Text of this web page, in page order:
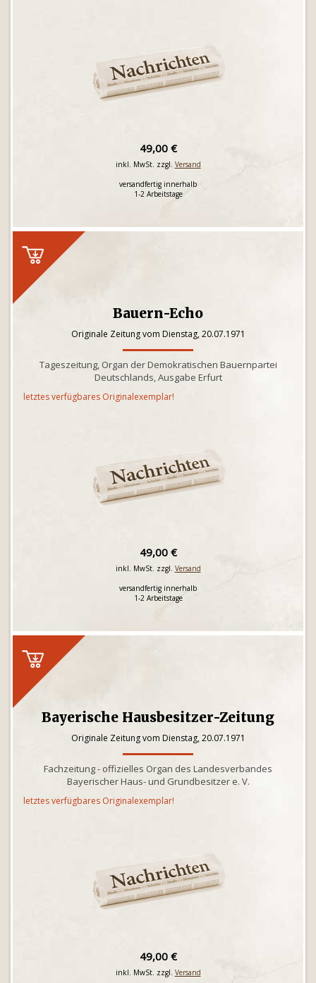
49,00 €
inkl. MwSt. zzgl. Versand
versandfertig innerhalb
1-2 Arbeitstage
Bauern-Echo
Originale Zeitung vom Dienstag, 20.07.1971
Tageszeitung, Organ der Demokratischen Bauernpartei
Deutschlands, Ausgabe Erfurt
letztes verfügbares Originalexemplar!
49,00 €
inkl. MwSt. zzgl. Versand
versandfertig innerhalb
1-2 Arbeitstage
Bayerische Hausbesitzer-Zeitung
Originale Zeitung vom Dienstag, 20.07.1971
Fachzeitung - offizielles Organ des Landesverbandes
Bayerischer Haus- und Grundbesitzer e. V.
letztes verfügbares Originalexemplar!
49,00 €
inkl. MwSt. zzgl. Versand